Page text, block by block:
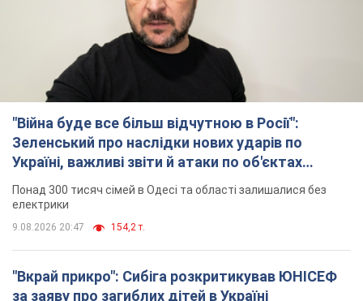
Понад 300 тисяч сімей в Одесі та області залишалися без
9.08.2026 20:47
"Вкрай прикро": Сибіга розкритикував ЮНІСЕФ
за заяву про загиблих дітей в Україні
Глава МЗС наголосив, що причиною загибелі українських
10 часов назад
"Суттєві руйнування": Росія завдала
масованого удару по видобувних активах і
буровому майданчику "Укрнафти"